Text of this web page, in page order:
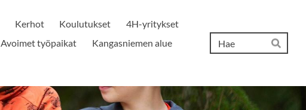
Kerhot Koulutukset
4H-yritykset
Avoimet työpaikat
Kangasniemen alue
Hae